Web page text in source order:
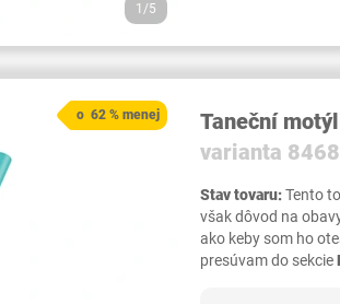
1/5
o 62 % menej
Taneční
varianta
Stav tovaru:Tento
však dôvod na
ako keby som ho
presúvam do sekcie